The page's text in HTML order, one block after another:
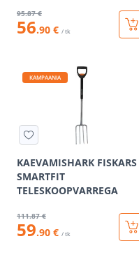
95.87 €
56.90 € / tk
KAMPAANIA
KAEVAMISHARK FISKARS
SMARTFIT
TELESKOOPVARREGA
111.87 €
59.90 € / tk